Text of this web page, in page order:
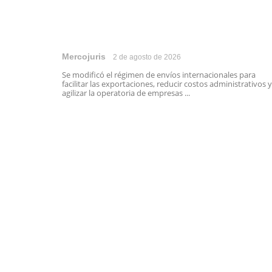
Mercojuris 2 de agosto de 2026
Se modificó el régimen de envíos internacionales para
facilitar las exportaciones, reducir costos administrativos y
agilizar la operatoria de empresas ...